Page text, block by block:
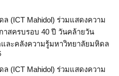
(ICT Mahidol) ร่วมแสดงความ
าสครบรอบ 40 ปี วันคล้ายวัน
ละคลังความรู้มหาวิทยาลัยมหิดล
(ICT Mahidol) ร่วมแสดงความ